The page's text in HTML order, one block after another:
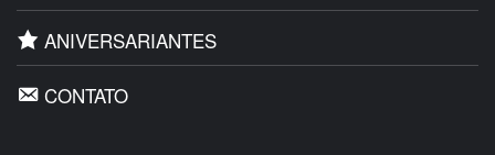
ANIVERSARIANTES
CONTATO